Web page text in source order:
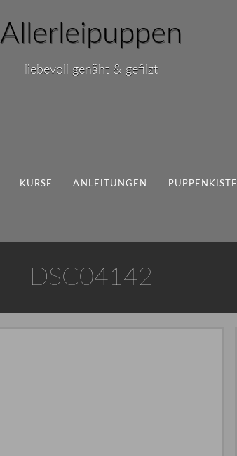
Allerleipuppen
liebevoll genäht & gefilzt
KURSE ANLEITUNGEN PUPPENKISTE
DSC04142